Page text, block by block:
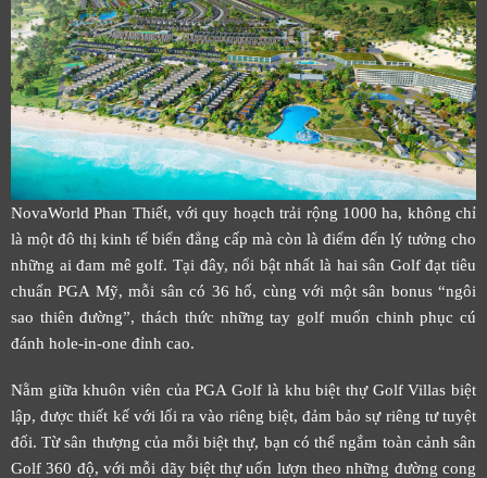
NovaWorld Phan Thiết, với quy hoạch trải rộng 1000 ha, không chỉ
là một đô thị kinh tế biển đẳng cấp mà còn là điểm đến lý tưởng cho
những ai đam mê golf. Tại đây, nổi bật nhất là hai sân Golf đạt tiêu
chuẩn PGA Mỹ, mỗi sân có 36 hố, cùng với một sân bonus “ngôi
sao thiên đường”, thách thức những tay golf muốn chinh phục cú
đánh hole-in-one đỉnh cao.
Nằm giữa khuôn viên của PGA Golf là khu biệt thự Golf Villas biệt
lập, được thiết kế với lối ra vào riêng biệt, đảm bảo sự riêng tư tuyệt
đối. Từ sân thượng của mỗi biệt thự, bạn có thể ngắm toàn cảnh sân
Golf 360 độ, với mỗi dãy biệt thự uốn lượn theo những đường cong